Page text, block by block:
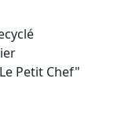
Petit Chef"